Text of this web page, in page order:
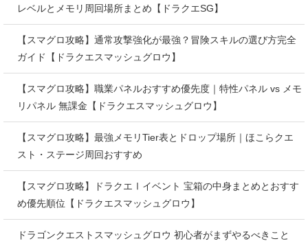
レベルとメモリ周回場所まとめ【ドラクエSG】
【スマグロ攻略】通常攻撃強化が最強？冒険スキルの選び方完全
ガイド【ドラクエスマッシュグロウ】
【スマグロ攻略】職業パネルおすすめ優先度｜特性パネル vs メモ
リパネル 無課金【ドラクエスマッシュグロウ】
【スマグロ攻略】最強メモリTier表とドロップ場所｜ほこらクエ
スト・ステージ周回おすすめ
【スマグロ攻略】ドラクエⅠイベント 宝箱の中身まとめとおすす
め優先順位【ドラクエスマッシュグロウ】
ドラゴンクエストスマッシュグロウ 初心者がまずやるべきこと